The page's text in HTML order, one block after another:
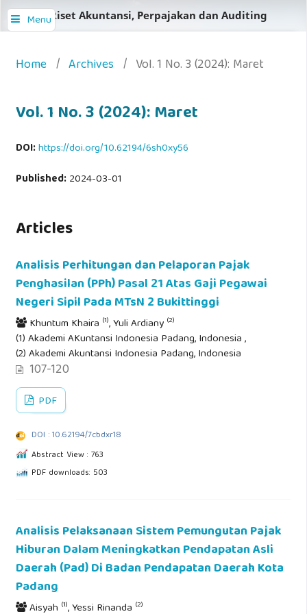
Menu
Jurnal Riset Akuntansi, Perpajakan dan Auditing
Home / Archives / Vol. 1 No. 3 (2024): Maret
Vol. 1 No. 3 (2024): Maret
DOI:https://doi.org/10.62194/6sh0xy56
Published:2024-03-01
Articles
Analisis Perhitungan dan Pelaporan Pajak
Penghasilan (PPh) Pasal 21 Atas Gaji Pegawai
Negeri Sipil Pada MTsN 2 Bukittinggi
Khuntum Khaira (1), Yuli Ardiany (2)
(1) Akademi AKuntansi Indonesia Padang, Indonesia ,
(2) Akademi Akuntansi Indonesia Padang, Indonesia
107-120
PDF
DOI : 10.62194/7cbdxr18
Abstract View : 763
PDF downloads: 503
Analisis Pelaksanaan Sistem Pemungutan Pajak
Hiburan Dalam Meningkatkan Pendapatan Asli
Daerah (Pad) Di Badan Pendapatan Daerah Kota
Padang
Aisyah (1), Yessi Rinanda (2)